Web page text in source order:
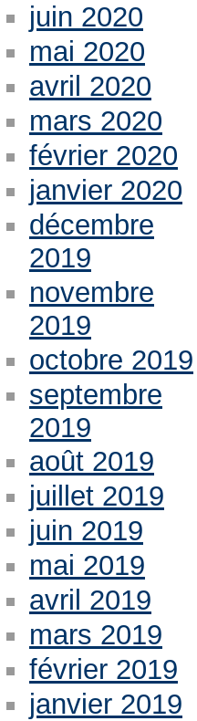
juin 2020
mai 2020
avril 2020
mars 2020
février 2020
janvier 2020
décembre
2019
novembre
2019
octobre 2019
septembre
2019
août 2019
juillet 2019
juin 2019
mai 2019
avril 2019
mars 2019
février 2019
janvier 2019